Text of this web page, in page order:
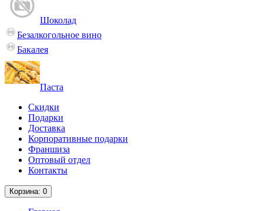
Шоколад
Безалкогольное вино
Бакалея
Паста
Скидки
Подарки
Доставка
Корпоративные подарки
Франшиза
Оптовый отдел
Контакты
Корзина: 0